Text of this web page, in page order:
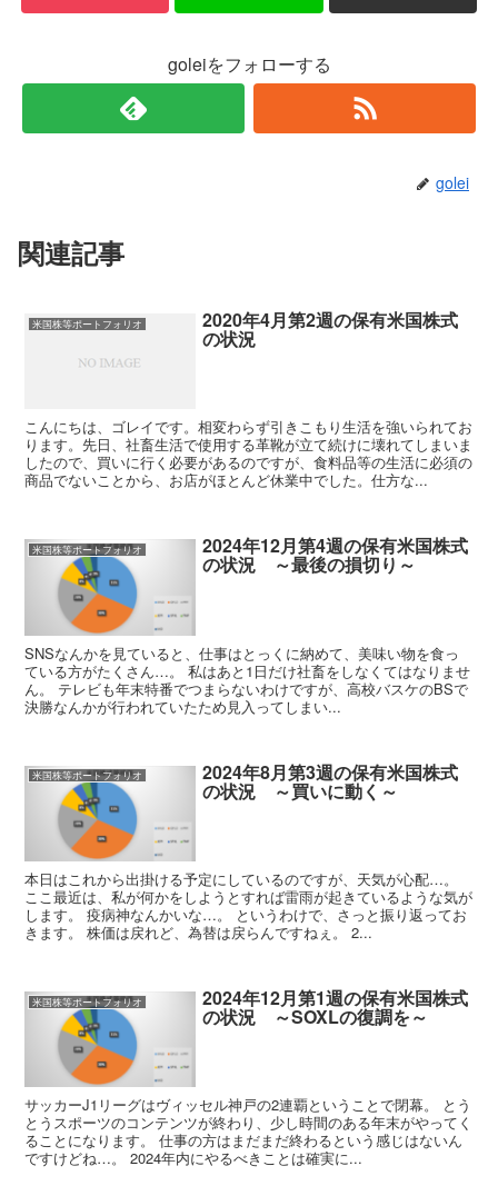
goleiをフォローする
golei
関連記事
米国株等ポートフォリオ 2020年4月第2週の保有米国株式
の状況
こんにちは、ゴレイです。相変わらず引きこもり生活を強いられてお
ります。先日、社畜生活で使用する革靴が立て続けに壊れてしまいま
したので、買いに行く必要があるのですが、食料品等の生活に必須の
商品でないことから、お店がほとんど休業中でした。仕方な...
米国株等ポートフォリオ 2024年12月第4週の保有米国株式
の状況 ～最後の損切り～
SNSなんかを見ていると、仕事はとっくに納めて、美味い物を食っ
ている方がたくさん…。 私はあと1日だけ社畜をしなくてはなりませ
ん。 テレビも年末特番でつまらないわけですが、高校バスケのBSで
決勝なんかが行われていたため見入ってしまい...
米国株等ポートフォリオ 2024年8月第3週の保有米国株式
の状況 ～買いに動く～
本日はこれから出掛ける予定にしているのですが、天気が心配…。
ここ最近は、私が何かをしようとすれば雷雨が起きているような気が
します。 疫病神なんかいな…。 というわけで、さっと振り返ってお
きます。 株価は戻れど、為替は戻らんですねぇ。 2...
米国株等ポートフォリオ 2024年12月第1週の保有米国株式
の状況 ～SOXLの復調を～
サッカーJ1リーグはヴィッセル神戸の2連覇ということで閉幕。 とう
とうスポーツのコンテンツが終わり、少し時間のある年末がやってく
ることになります。 仕事の方はまだまだ終わるという感じはないん
ですけどね…。 2024年内にやるべきことは確実に...